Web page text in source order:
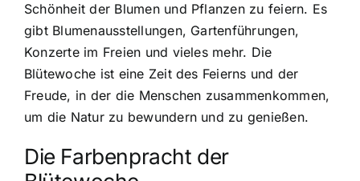
Schönheit der Blumen und Pflanzen zu feiern. Es
gibt Blumenausstellungen, Gartenführungen,
Konzerte im Freien und vieles mehr. Die
Blütewoche ist eine Zeit des Feierns und der
Freude, in der die Menschen zusammenkommen,
um die Natur zu bewundern und zu genießen.
Die Farbenpracht der